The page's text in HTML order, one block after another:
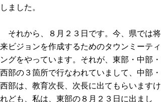
しました。
それから、８月２３日です。今、県では将
来ビジョンを作成するためのタウンミーティ
ングをやっています。それが、東部・中部・
西部の３箇所で行なわれていまして、中部・
西部は、教育次長、次長に出てもらいますけ
れども、私は、東部の８月２３日に出まし